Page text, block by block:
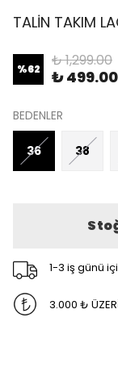
TALİN TAKIM
%62 ₺ 1,299.00
₺ 499.00
BEDENLER
36 38
1-3 iş günü
3.000 ₺